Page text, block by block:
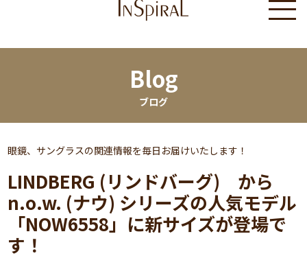
Blog
ブログ
眼鏡、サングラスの関連情報を毎日お届けいたします！
LINDBERG (リンドバーグ) から
n.o.w. (ナウ) シリーズの人気モデル
「NOW6558」に新サイズが登場で
す！